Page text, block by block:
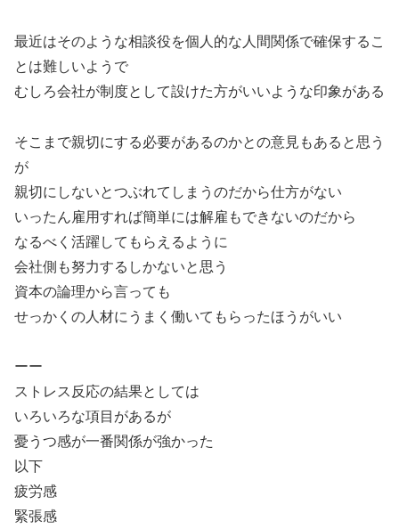
最近はそのような相談役を個人的な人間関係で確保するこ
とは難しいようで
むしろ会社が制度として設けた方がいいような印象がある
そこまで親切にする必要があるのかとの意見もあると思う
が
親切にしないとつぶれてしまうのだから仕方がない
いったん雇用すれば簡単には解雇もできないのだから
なるべく活躍してもらえるように
会社側も努力するしかないと思う
資本の論理から言っても
せっかくの人材にうまく働いてもらったほうがいい
ーー
ストレス反応の結果としては
いろいろな項目があるが
憂うつ感が一番関係が強かった
以下
疲労感
緊張感